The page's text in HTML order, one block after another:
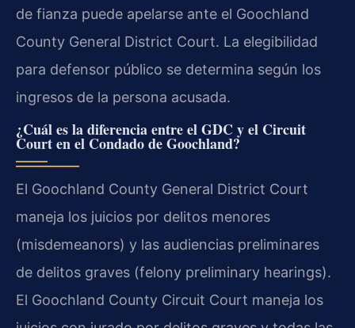
de fianza puede apelarse ante el Goochland
County General District Court. La elegibilidad
para defensor público se determina según los
ingresos de la persona acusada.
¿Cuál es la diferencia entre el GDC y el Circuit
Court en el Condado de Goochland?
El Goochland County General District Court
maneja los juicios por delitos menores
(misdemeanors) y las audiencias preliminares
de delitos graves (felony preliminary hearings).
El Goochland County Circuit Court maneja los